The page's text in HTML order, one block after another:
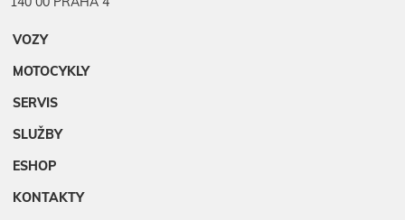
VOZY
MOTOCYKLY
SERVIS
SLUŽBY
ESHOP
KONTAKTY